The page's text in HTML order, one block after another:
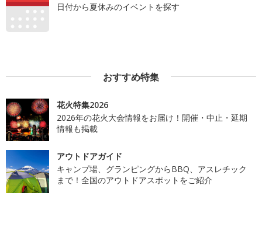
日付から夏休みのイベントを探す
おすすめ特集
花火特集2026
2026年の花火大会情報をお届け！開催・中止・延期
情報も掲載
アウトドアガイド
キャンプ場、グランピングからBBQ、アスレチック
まで！全国のアウトドアスポットをご紹介